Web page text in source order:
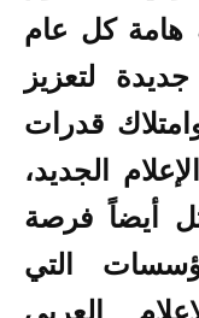
هامة كل عام
لتعزيز
قدرات
الجديد،
أيضاً فرصة
التي